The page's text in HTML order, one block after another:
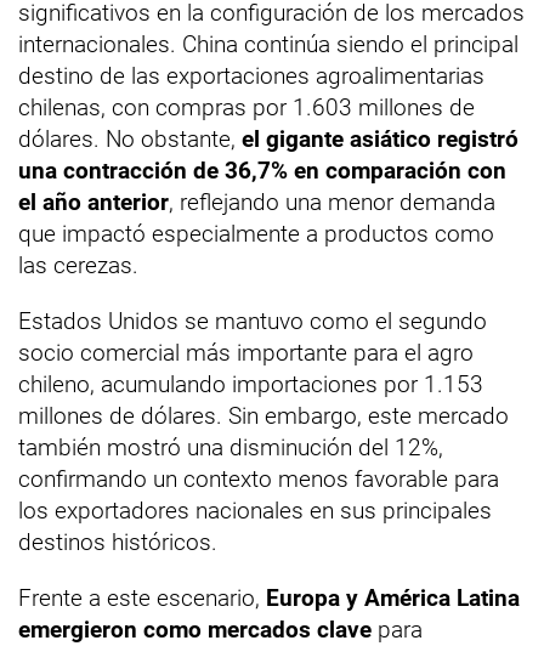
significativos en la configuración de los mercados
internacionales. China continúa siendo el principal
destino de las exportaciones agroalimentarias
chilenas, con compras por 1.603 millones de
dólares. No obstante, el gigante asiático registró
una contracción de 36,7% en comparación con
el año anterior, reflejando una menor demanda
que impactó especialmente a productos como
las cerezas.
Estados Unidos se mantuvo como el segundo
socio comercial más importante para el agro
chileno, acumulando importaciones por 1.153
millones de dólares. Sin embargo, este mercado
también mostró una disminución del 12%,
confirmando un contexto menos favorable para
los exportadores nacionales en sus principales
destinos históricos.
Frente a este escenario, Europa y América Latina
emergieron como mercados clave para